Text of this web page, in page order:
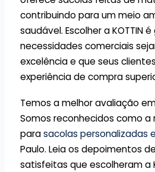
contribuindo para um meio
saudável. Escolher a KOTTIN
necessidades comerciais
excelência e que seus
experiência de compra
Temos a melhor avaliação
Somos reconhecidos como a
parasacolas personalizadas
Paulo. Leia os depoimentos
satisfeitas que escolheram a